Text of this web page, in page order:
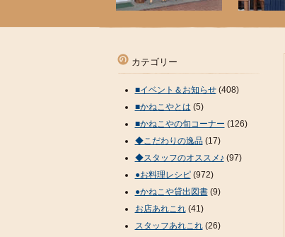
カテゴリー
■イベント＆お知らせ(408)
■かねこやとは (5)
■かねこやの旬コーナー (126)
◆こだわりの逸品(17)
◆スタッフのオススメ♪ (97)
●お料理レシピ(972)
●かねこや貸出図書(9)
お店あれこれ(41)
スタッフあれこれ(26)